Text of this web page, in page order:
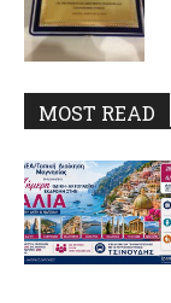
MOST READ